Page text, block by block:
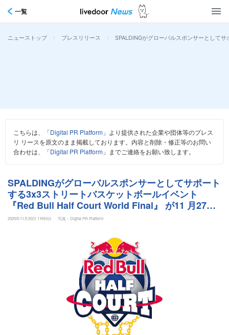
一覧
ニューストップ > プレスリリース > SPALDINGがグローバルスポンサーとして
こちらは、「Digital PR Platform 」より提供された企業や団体等のプレス
リ リースを原文のまま掲載しております。内容と削除・修正等のお問い
合わせは、「Digital PR Platform 」までご連絡をお願い致します。
SPALDINGがグローバルスポンサーとしてサポート
する3x3ストリートバスケットボールイベント
『Red Bull Half Court World Final』 が11 月27日 -
29日開幕
2025年11月20日 11時0分 写真：Digital PR Platform